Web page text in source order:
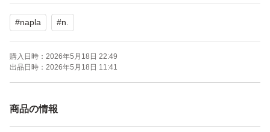
QRコードは剥がしてます
了承お願い致します
化粧箱は破損防止の為に付けてます
＊発送期間内の発送になります
#napla #n.
購入日時： 2026年5月18日 22:49
出品日時： 2026年5月18日 11:41
商品の情報